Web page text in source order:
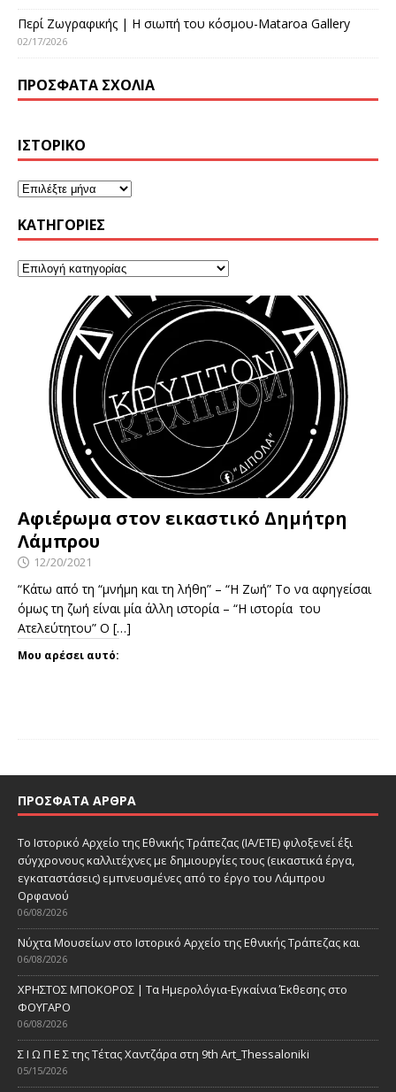
Περί Ζωγραφικής | Η σιωπή του κόσμου-Mataroa Gallery
02/17/2026
ΠΡΌΣΦΑΤΑ ΣΧΌΛΙΑ
ΙΣΤΟΡΙΚΌ
KΑΤΗΓΟΡΊΕΣ
Αφιέρωμα στον εικαστικό Δημήτρη
Λάμπρου
12/20/2021
“Κάτω από τη “μνήμη και τη λήθη” – “Η Ζωή” Το να αφηγείσαι
όμως τη ζωή είναι μία άλλη ιστορία – “Η ιστορία του
Ατελεύτητου” Ο […]
Μου αρέσει αυτό:
ΠΡΌΣΦΑΤΑ ΆΡΘΡΑ
Το Ιστορικό Αρχείο της Εθνικής Τράπεζας (ΙΑ/ΕΤΕ) φιλοξενεί έξι
σύγχρονους καλλιτέχνες με δημιουργίες τους (εικαστικά έργα,
εγκαταστάσεις) εμπνευσμένες από το έργο του Λάμπρου
Ορφανού
06/08/2026
Νύχτα Μουσείων στο Ιστορικό Αρχείο της Εθνικής Τράπεζας και
06/08/2026
ΧΡΗΣΤΟΣ ΜΠΟΚΟΡΟΣ | Τα Ημερολόγια-Εγκαίνια Έκθεσης στο
ΦΟΥΓΑΡΟ
06/08/2026
Σ Ι Ω Π Ε Σ της Τέτας Χαντζάρα στη 9th Art_Thessaloniki
05/15/2026